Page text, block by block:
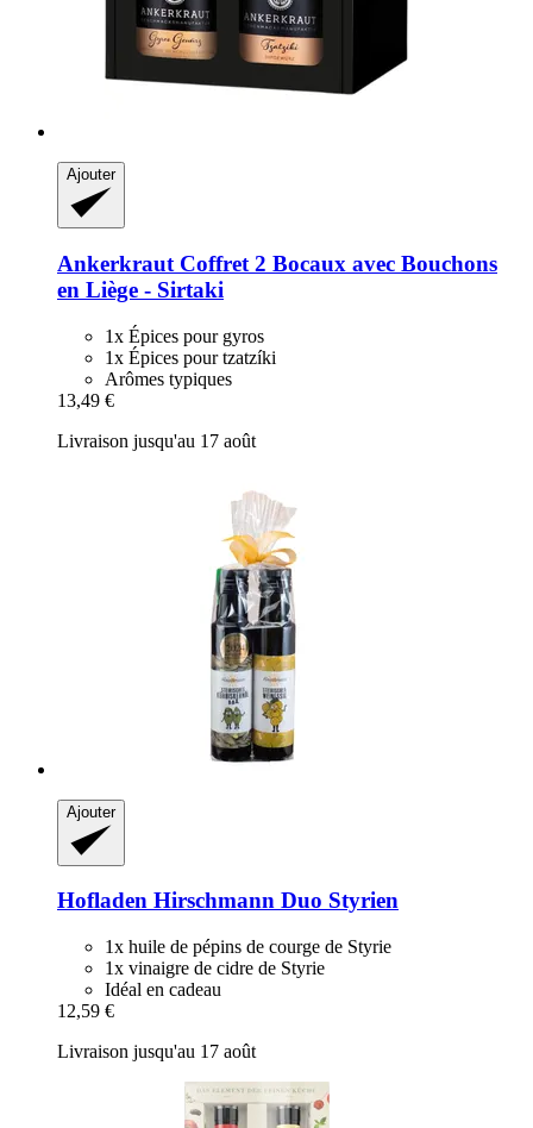
Ajouter
Ankerkraut Coffret 2 Bocaux avec Bouchons
en Liège -​ Sirtaki
1x Épices pour gyros
1x Épices pour tzatzíki
Arômes typiques
13,49 €
Livraison jusqu'au 17 août
Ajouter
Hofladen Hirschmann Duo Styrien
1x huile de pépins de courge de Styrie
1x vinaigre de cidre de Styrie
Idéal en cadeau
12,59 €
Livraison jusqu'au 17 août